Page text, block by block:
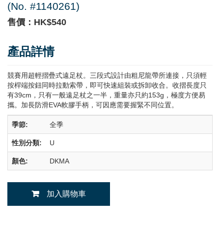
(No. #1140261)
售價：HK$540
產品詳情
競賽用超輕摺疊式遠足杖。三段式設計由粗尼龍帶所連接，只須輕
按桿端按鈕同時拉動索帶，即可快速組裝或拆卸收合。收摺長度只
有39cm，只有一般遠足杖之一半，重量亦只約153g，極度方便易
攜。加長防滑EVA軟膠手柄，可因應需要握緊不同位置。
季節: 全季
性別分類: U
顏色: DKMA
加入購物車